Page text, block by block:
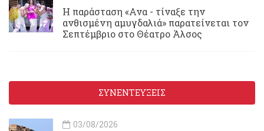
Η παράσταση «Ανα - τίναξε την
ανθισμένη αμυγδαλιά» παρατείνεται τον
Σεπτέμβριο στο Θέατρο Άλσος
ΣΥΝΕΝΤΕΥΞΕΙΣ
03/08/2026